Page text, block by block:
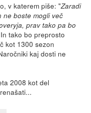
v katerem piše: "Zaradi
ne boste mogli več
prav tako pa bo
tako bo preprosto
kot 1300 sezon
kaj dosti ne
2008 kot del